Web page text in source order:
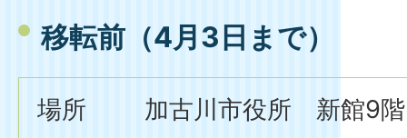
移転前（4月3日まで）
場所 加古川市役所 新館9階